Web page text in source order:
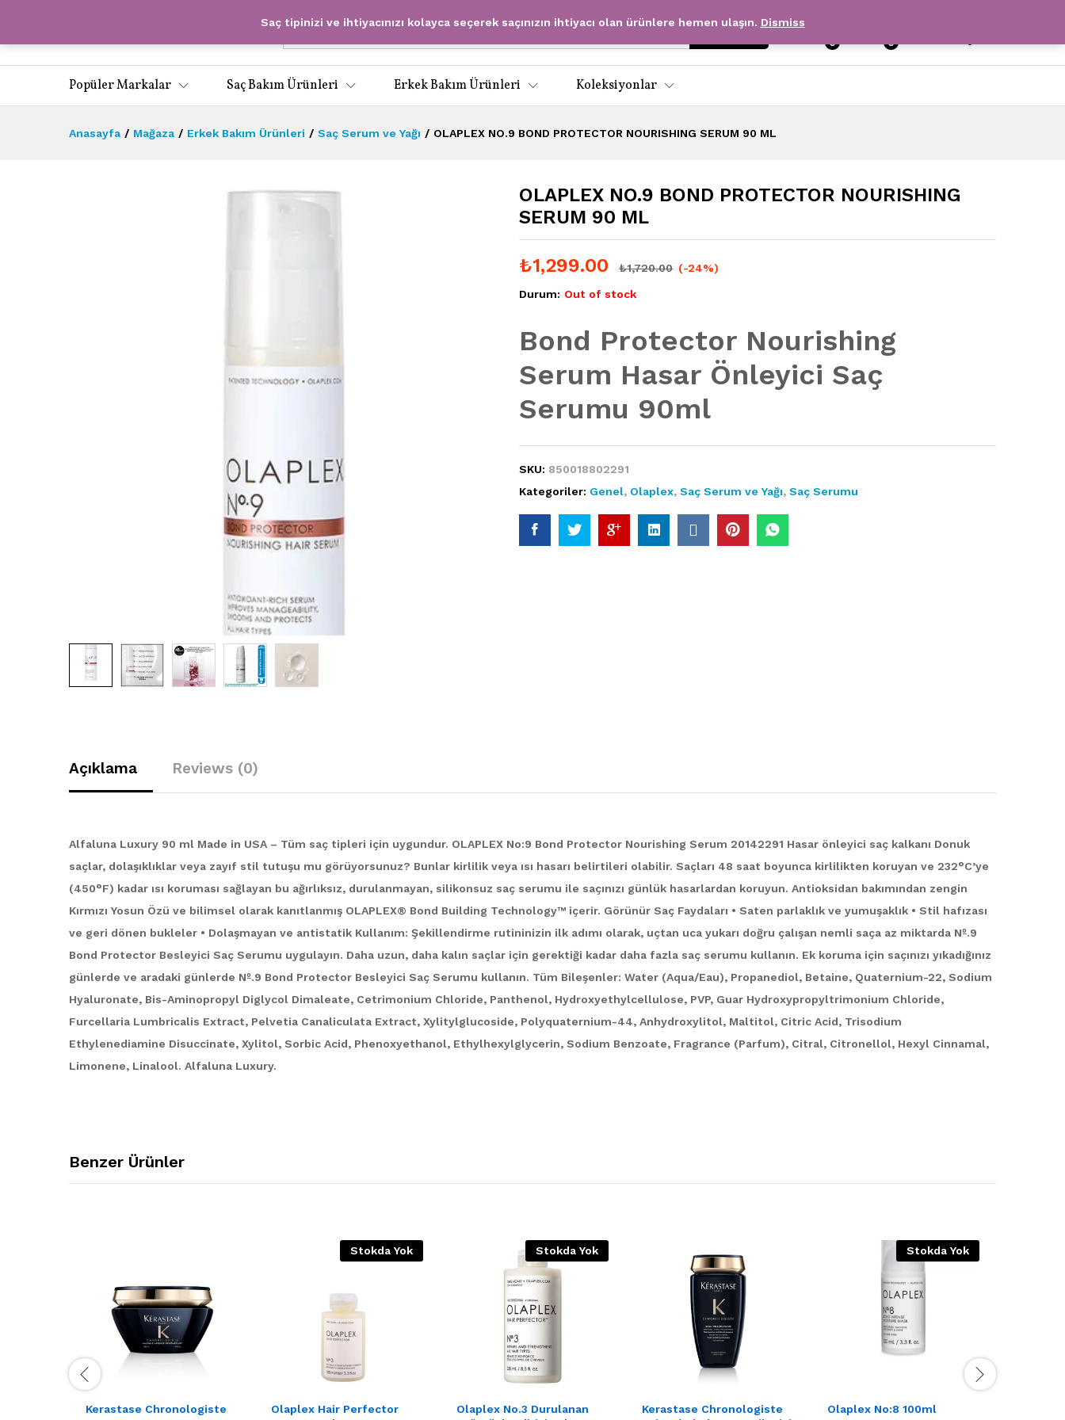
Arama
0 0
Popüler Markalar Saç Bakım Ürünleri Erkek Bakım Ürünleri Koleksiyonlar
Anasayfa / Mağaza / Erkek Bakım Ürünleri / Saç Serum ve Yağı / OLAPLEX NO.9 BOND PROTECTOR NOURISHING SERUM 90 ML
OLAPLEX NO.9 BOND PROTECTOR NOURISHING
SERUM 90 ML
₺1,299.00 ₺1,720.00 (-24%)
Durum: Out of stock
Bond Protector Nourishing
Serum Hasar Önleyici Saç
Serumu 90ml
SKU: 850018802291
Kategoriler: Genel, Olaplex,Saç Serum ve Yağı,Saç Serumu
Açıklama Reviews (0)
Alfaluna Luxury 90 ml Made in USA – Tüm saç tipleri için uygundur. OLAPLEX No:9 Bond Protector Nourishing Serum 20142291 Hasar önleyici saç kalkanı Donuk
saçlar, dolaşıklıklar veya zayıf stil tutuşu mu görüyorsunuz? Bunlar kirlilik veya ısı hasarı belirtileri olabilir. Saçları 48 saat boyunca kirlilikten koruyan ve 232°C’ye
(450°F) kadar ısı koruması sağlayan bu ağırlıksız, durulanmayan, silikonsuz saç serumu ile saçınızı günlük hasarlardan koruyun. Antioksidan bakımından zengin
Kırmızı Yosun Özü ve bilimsel olarak kanıtlanmış OLAPLEX® Bond Building Technology™ içerir. Görünür Saç Faydaları • Saten parlaklık ve yumuşaklık • Stil hafızası
ve geri dönen bukleler • Dolaşmayan ve antistatik Kullanım: Şekillendirme rutininizin ilk adımı olarak, uçtan uca yukarı doğru çalışan nemli saça az miktarda Nº.9
Bond Protector Besleyici Saç Serumu uygulayın. Daha uzun, daha kalın saçlar için gerektiği kadar daha fazla saç serumu kullanın. Ek koruma için saçınızı yıkadığınız
günlerde ve aradaki günlerde Nº.9 Bond Protector Besleyici Saç Serumu kullanın. Tüm Bileşenler: Water (Aqua/Eau), Propanediol, Betaine, Quaternium-22, Sodium
Hyaluronate, Bis-Aminopropyl Diglycol Dimaleate, Cetrimonium Chloride, Panthenol, Hydroxyethylcellulose, PVP, Guar Hydroxypropyltrimonium Chloride,
Furcellaria Lumbricalis Extract, Pelvetia Canaliculata Extract, Xylitylglucoside, Polyquaternium-44, Anhydroxylitol, Maltitol, Citric Acid, Trisodium
Ethylenediamine Disuccinate, Xylitol, Sorbic Acid, Phenoxyethanol, Ethylhexylglycerin, Sodium Benzoate, Fragrance (Parfum), Citral, Citronellol, Hexyl Cinnamal,
Limonene, Linalool. Alfaluna Luxury.
Benzer Ürünler
Kerastase Chronologiste
Stokda Yok
Olaplex Hair Perfector
Stokda Yok
Olaplex No.3 Durulanan
Kerastase Chronologiste
Stokda Yok
Olaplex No:8 100ml
Saç tipinizi ve ihtiyacınızı kolayca seçerek saçınızın ihtiyacı olan ürünlere hemen ulaşın. Dismiss